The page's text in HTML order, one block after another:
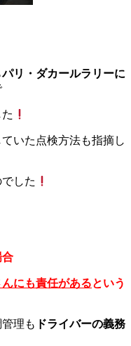
パリ・ダカールラリーに
いた点検方法も指摘し
した
合
にも責任があるという
理も ドライバーの義務